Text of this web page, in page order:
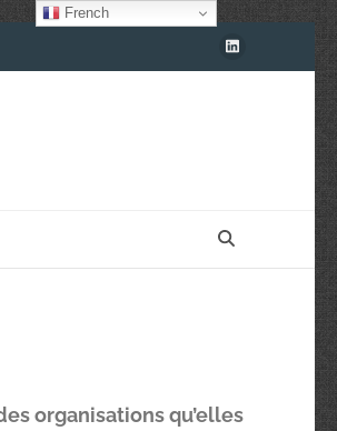
organisations qu’elles
French